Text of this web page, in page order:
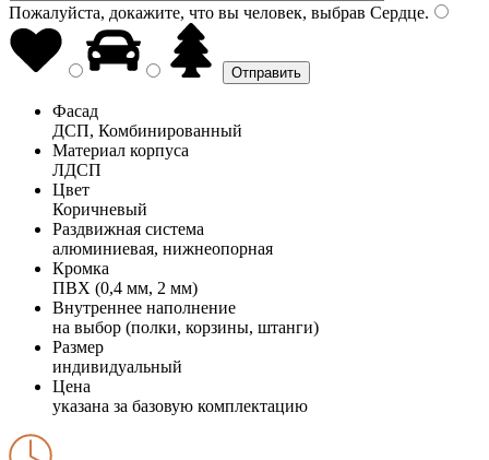
Пожалуйста, докажите, что вы человек, выбрав Сердце.
Фасад
ДСП, Комбинированный
Материал корпуса
ЛДСП
Цвет
Коричневый
Раздвижная система
алюминиевая, нижнеопорная
Кромка
ПВХ (0,4 мм, 2 мм)
Внутреннее наполнение
на выбор (полки, корзины, штанги)
Размер
индивидуальный
Цена
указана за базовую комплектацию